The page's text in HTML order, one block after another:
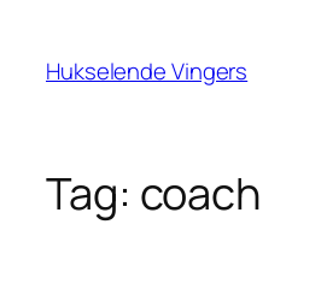
Hukselende Vingers
Tag: coach